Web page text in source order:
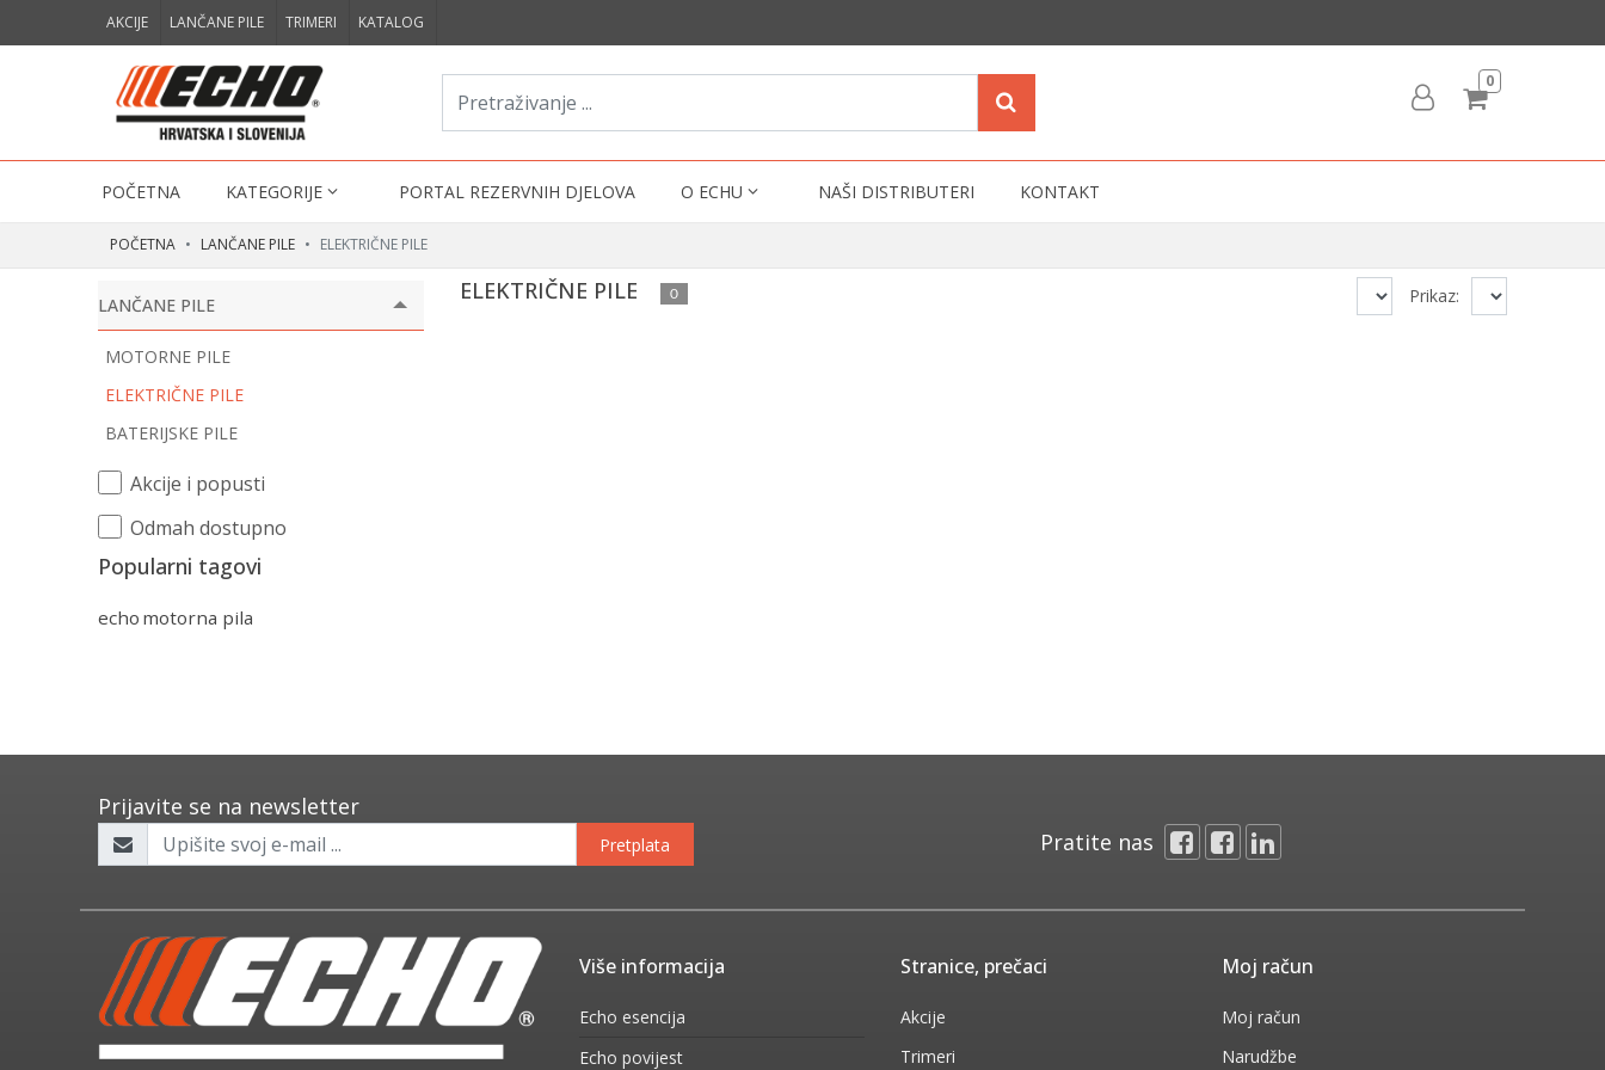
AKCIJE LANČANE PILE TRIMERI KATALOG
0
POČETNA KATEGORIJE PORTAL REZERVNIH DJELOVA O ECHU NAŠI DISTRIBUTERI KONTAKT
POČETNA LANČANE PILE ELEKTRIČNE PILE
LANČANE PILE
MOTORNE PILE
ELEKTRIČNE PILE
BATERIJSKE PILE
Akcije i popusti
Odmah dostupno
Popularni tagovi
echo motorna pila
ELEKTRIČNE PILE 0 Prikaz:
Prijavite se na newsletter
Pretplata Pratite nas
Više informacija
Echo esencija
Echo povijest
Stranice, prečaci
Akcije
Trimeri
Moj račun
Moj račun
Narudžbe